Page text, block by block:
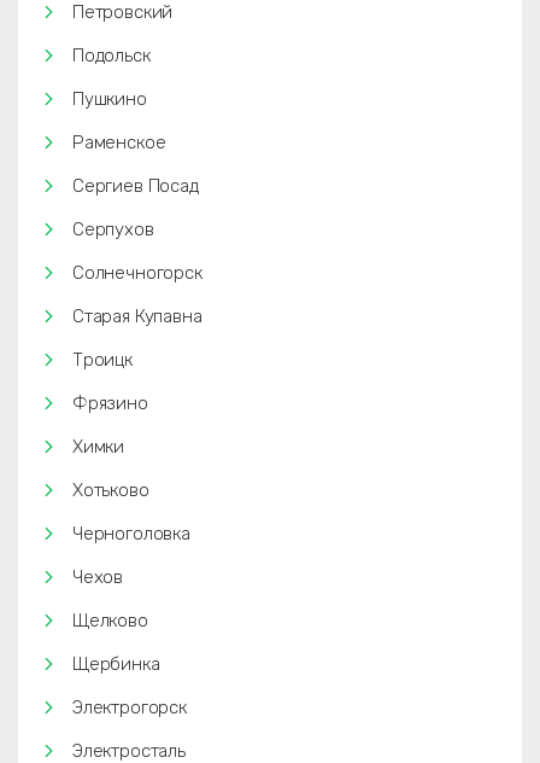
Петровский
Подольск
Пушкино
Раменское
Сергиев Посад
Серпухов
Солнечногорск
Старая Купавна
Троицк
Фрязино
Химки
Хотьково
Черноголовка
Чехов
Щелково
Щербинка
Электрогорск
Электросталь